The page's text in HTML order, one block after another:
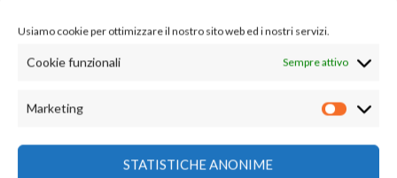
Usiamo cookie per ottimizzare il nostro sito web ed i nostri servizi.
Cookie funzionali Sempre attivo
Marketing
STATISTICHE ANONIME